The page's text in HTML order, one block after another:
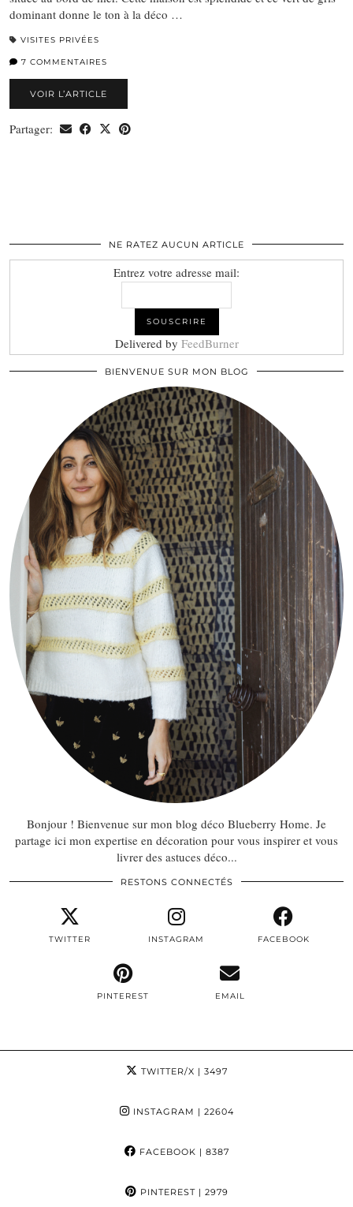
dominant donne le ton à la déco …
VISITES PRIVÉES
7 COMMENTAIRES
VOIR L’ARTICLE
Partager:
NE RATEZ AUCUN ARTICLE
Entrez votre adresse mail:
Delivered by FeedBurner
BIENVENUE SUR MON BLOG
Bonjour ! Bienvenue sur mon blog déco Blueberry Home. Je
partage ici mon expertise en décoration pour vous inspirer et vous
livrer des astuces déco...
RESTONS CONNECTÉS
TWITTER INSTAGRAM FACEBOOK
PINTEREST EMAIL
TWITTER/X | 3497
INSTAGRAM | 22604
FACEBOOK | 8387
PINTEREST| 2979